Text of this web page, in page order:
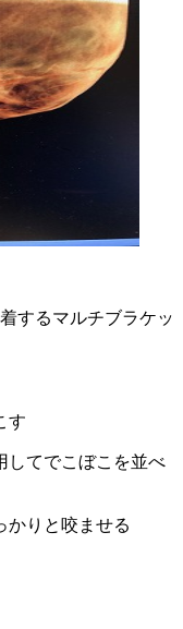
するマルチブラケッ
す
してでこぼこを並べ
かりと咬ませる